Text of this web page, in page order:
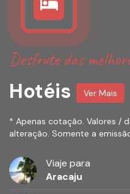
Desfrute das
Hotéis Ver Mais
* Apenas cotação. Valores /
alteração. Somente a
Viaje para
Aracaju